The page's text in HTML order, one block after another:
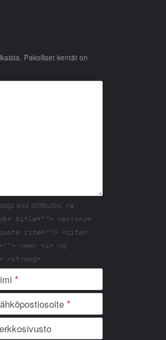
Pakolliset kentät on
tags and attributes: <a
title=""> <acronym
cite=""> <cite>
<em> <i> <q
<strong>
*
*